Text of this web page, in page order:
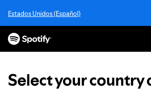
i
Estados Unidos (Español)
Select your country